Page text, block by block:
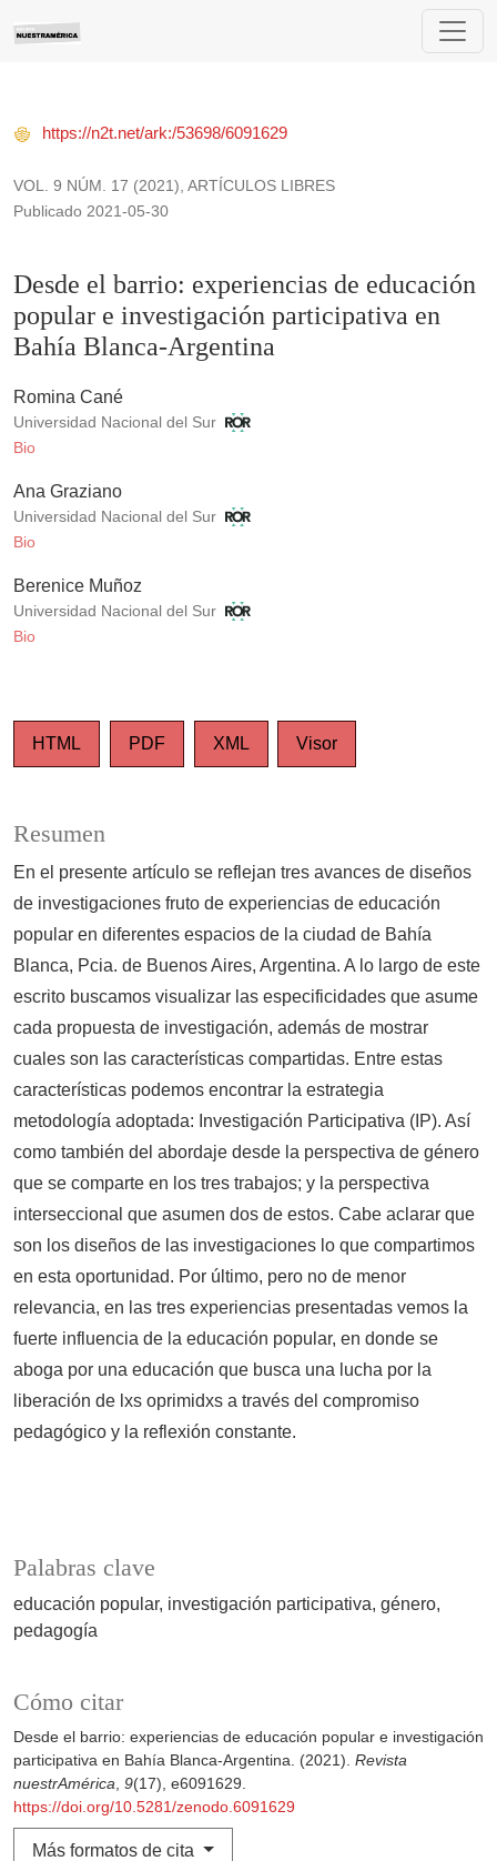
Desde el barrio: experiencias de educación popular e
VOL. 9 NÚM. 17 (2021) ARTÍCULOS LIBRES
Desde el barrio: experiencias de educación
popular e investigación participativa en
Bahía Blanca-Argentina
https://n2t.net/ark:/53698/6091629
Publicado 2021-05-30
Romina Cané
Universidad Nacional del Sur
Bio
Ana Graziano
Universidad Nacional del Sur
Bio
Berenice Muñoz
Universidad Nacional del Sur
Bio
HTML PDF XML Visor
Palabras clave
educación popular investigación participativa género
pedagogía
Cómo citar
Desde el barrio: experiencias de educación popular e investigación
participativa en Bahía Blanca-Argentina. (2021). Revista
nuestrAmérica 9(17), e6091629.
https://doi.org/10.5281/zenodo.6091629
Más formatos de cita
Resumen
En el presente artículo se reflejan tres avances de diseños
de investigaciones fruto de experiencias de educación
popular en diferentes espacios de la ciudad de Bahía
Blanca, Pcia. de Buenos Aires, Argentina. A lo largo de este
escrito buscamos visualizar las especificidades que asume
cada propuesta de investigación, además de mostrar
cuales son las características compartidas. Entre estas
características podemos encontrar la estrategia
metodología adoptada: Investigación Participativa (IP). Así
como también del abordaje desde la perspectiva de género
que se comparte en los tres trabajos; y la perspectiva
interseccional que asumen dos de estos. Cabe aclarar que
son los diseños de las investigaciones lo que compartimos
en esta oportunidad. Por último, pero no de menor
relevancia, en las tres experiencias presentadas vemos la
fuerte influencia de la educación popular, en donde se
aboga por una educación que busca una lucha por la
liberación de lxs oprimidxs a través del compromiso
pedagógico y la reflexión constante.